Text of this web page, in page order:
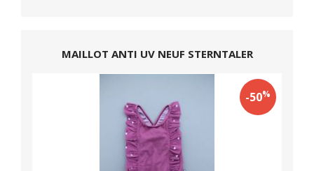
MAILLOT ANTI UV NEUF STERNTALER
-50%